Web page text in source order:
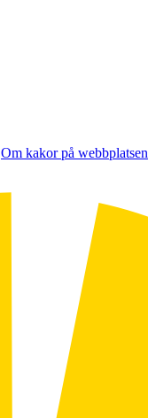
Om kakor på webbplatsen